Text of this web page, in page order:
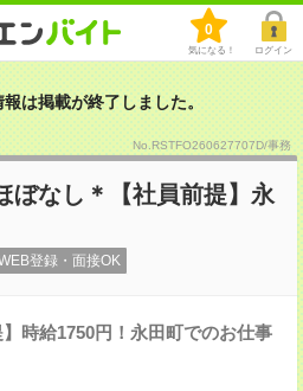
0
気になる！ ログイン
は掲載が終了しました。
No.RSTFO260627707D/事務
ぼなし＊【社員前提】永
登録・面接OK
時給1750円！永田町でのお仕事